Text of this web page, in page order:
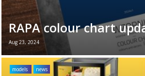
RAPA colour chart
Aug 23, 2024
Introducing the updated colour
decors for RAPA devices. Feel free to
browse through the available finish
models news